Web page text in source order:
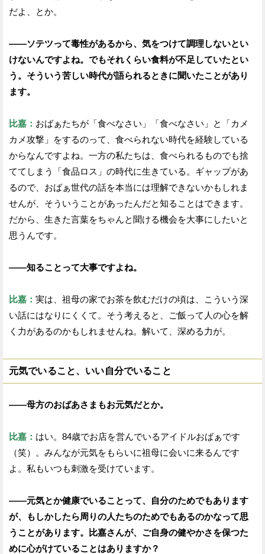
だよ、とか。
——ソテツって毒性があるから、気をつけて調理しないとい
けないんですよね。でもそれくらい食料が不足していたとい
う。そういう苦しい時代が語られるときに聞いたことがあり
ます。
比嘉： おばぁたちが「食べなさい」「食べなさい」と「カメ
カメ攻撃」をするのって、食べられない時代を経験している
からなんですよね。一方の私たちは、食べられるものでも捨
ててしまう「食品ロス」の時代に生きている。ギャップがあ
るので、おばぁ世代の話を本当には理解できないかもしれま
せんが、そういうことがあったんだと知ることはできます。
だから、生きた言葉をちゃんと聞ける機会を大事にしたいと
思うんです。
——知ることって大事ですよね。
比嘉： 実は、祖母の家でお茶を飲むだけの頃は、こういう深
い話にはなりにくくて。そう考えると、ご飯って人の心を解
く力があるのかもしれませんね。解いて、深める力が。
元気でいること、いい自分でいること
——母方のおばあさまもお元気だとか。
比嘉： はい。84歳でお店を営んでいるアイドルおばぁです
（笑）。みんなが元気をもらいに祖母に会いに来るんです
よ。私もいつも刺激を受けています。
——元気とか健康でいることって、自分のためでもあります
が、もしかしたら周りの人たちのためでもあるのかなって思
うことがあります。比嘉さんが、ご自身の健やかさを保つた
めに心がけていることはありますか？